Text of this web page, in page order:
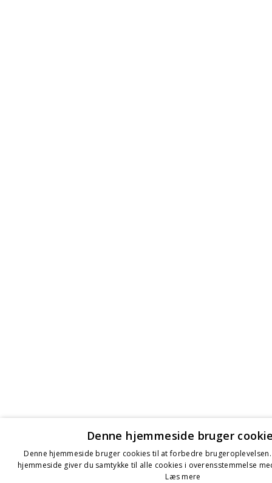
Denne hjemmeside bruger
Denne hjemmeside bruger cookies til at forbedre
hjemmeside giver du samtykke til alle cookies i overensstemmelse
Læs mere